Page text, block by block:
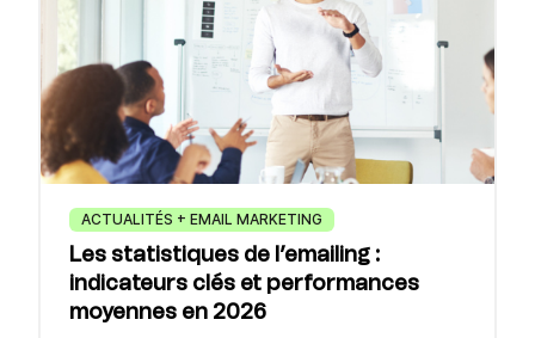
ACTUALITÉS + EMAIL MARKETING
Les statistiques de l’emailing :
indicateurs clés et performances
moyennes en 2026